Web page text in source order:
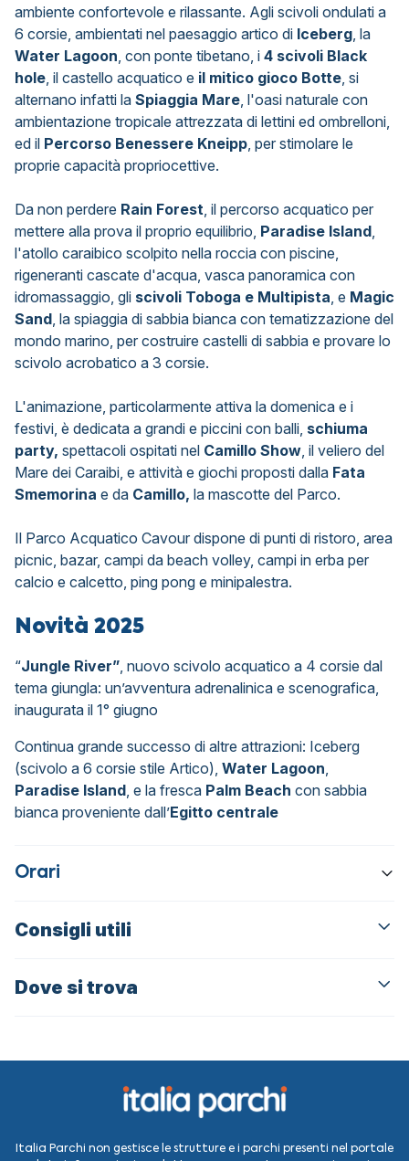
ambiente confortevole e rilassante. Agli scivoli ondulati a
6 corsie, ambientati nel paesaggio artico di Iceberg , la
Water Lagoon , con ponte tibetano, i 4 scivoli Black
hole , il castello acquatico e il mitico gioco Botte , si
alternano infatti la Spiaggia Mare , l'oasi naturale con
ambientazione tropicale attrezzata di lettini ed ombrelloni,
ed il Percorso Benessere Kneipp , per stimolare le
proprie capacità propriocettive.
Da non perdere Rain Forest , il percorso acquatico per
mettere alla prova il proprio equilibrio, Paradise Island
l'atollo caraibico scolpito nella roccia con piscine,
rigeneranti cascate d'acqua, vasca panoramica con
idromassaggio, gli scivoli Toboga e Multipista , e Magic
Sand , la spiaggia di sabbia bianca con tematizzazione del
mondo marino, per costruire castelli di sabbia e provare lo
scivolo acrobatico a 3 corsie.
L'animazione, particolarmente attiva la domenica e i
festivi, è dedicata a grandi e piccini con balli, schiuma
party, spettacoli ospitati nel Camillo Show , il veliero del
Mare dei Caraibi, e attività e giochi proposti dalla Fata
Smemorina e da Camillo, la mascotte del Parco.
Il Parco Acquatico Cavour dispone di punti di ristoro, area
picnic, bazar, campi da beach volley, campi in erba per
calcio e calcetto, ping pong e minipalestra.
Novità 2025
“Jungle River” , nuovo scivolo acquatico a 4 corsie dal
tema giungla: un’avventura adrenalinica e scenografica,
inaugurata il 1° giugno
Continua grande successo di altre attrazioni: Iceberg
(scivolo a 6 corsie stile Artico), Water Lagoon
Paradise Island , e la fresca Palm Beach con sabbia
bianca proveniente dall’Egitto centrale
Orari
Consigli utili
Dove si trova
Italia Parchi non gestisce le strutture e i parchi presenti nel portale